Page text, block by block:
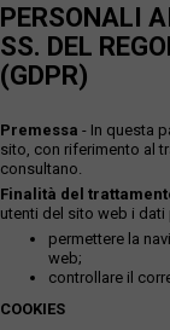
PERSONALI
SS. DEL
(GDPR)
Premessa - In questa
sito, con riferimento al
consultano.
Finalità del
utenti del sito web i
permettere la
web;
controllare il
COOKIES